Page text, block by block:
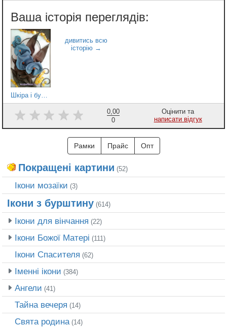
Шкіра і бурштин 1
0,00
0
Оцінити та
написати відгук
Рамки Прайс Опт
Покращені картини (52)
Ікони мозаїки (3)
Ікони з бурштину (614)
Ікони для вінчання (22)
Ікони Божої Матері (111)
Ікони Спасителя (62)
Іменні ікони (384)
Ангели (41)
Тайна вечеря (14)
Свята родина(14)